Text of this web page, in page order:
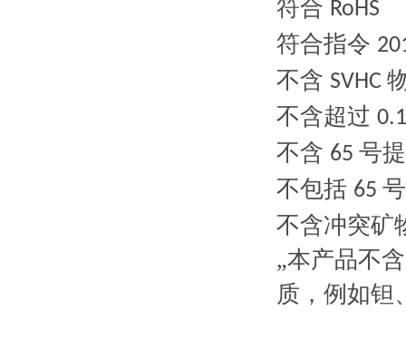
符合 RoHS
符合指令
不含 SVHC
不含超过
不含 65 号
不包括 65
不含冲突矿
„本产品不
质，例如钽